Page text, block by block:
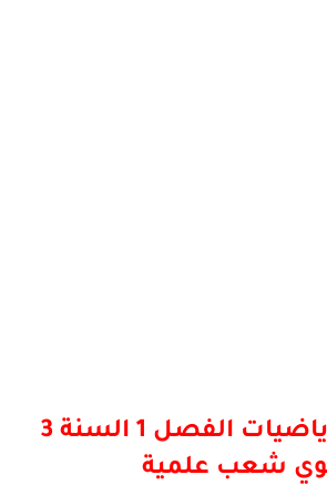
فرض 1 االرياضيات الفصل 1 السنة 3
شعب علمية